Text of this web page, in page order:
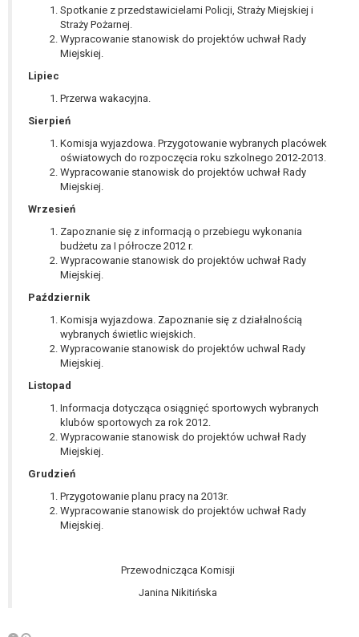
Spotkanie z przedstawicielami Policji, Straży Miejskiej i
Straży Pożarnej.
Wypracowanie stanowisk do projektów uchwał Rady
Miejskiej.
Lipiec
Przerwa wakacyjna.
Sierpień
Komisja wyjazdowa. Przygotowanie wybranych placówek
oświatowych do rozpoczęcia roku szkolnego 2012-2013.
Wypracowanie stanowisk do projektów uchwał Rady
Miejskiej.
Wrzesień
Zapoznanie się z informacją o przebiegu wykonania
budżetu za I półrocze 2012 r.
Wypracowanie stanowisk do projektów uchwał Rady
Miejskiej.
Październik
Komisja wyjazdowa. Zapoznanie się z działalnością
wybranych świetlic wiejskich.
Wypracowanie stanowisk do projektów uchwal Rady
Miejskiej.
Listopad
Informacja dotycząca osiągnięć sportowych wybranych
klubów sportowych za rok 2012.
Wypracowanie stanowisk do projektów uchwał Rady
Miejskiej.
Grudzień
Przygotowanie planu pracy na 2013r.
Wypracowanie stanowisk do projektów uchwał Rady
Miejskiej.
Przewodnicząca Komisji
Janina Nikitińska
Pani/Pana dane nie będą poddawane
zautomatyzowanemu podejmowaniu decyzji, w
tym również profilowaniu.